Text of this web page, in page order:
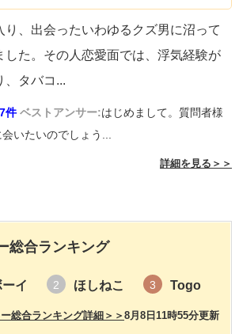
り、出会ったいわゆるクズ男に沼って
した。その人恋愛面では、浮気経験が
、タバコ ...
件 ベストアンサー:はじめまして。質問者様
いたいのでしょう...
詳細を見る＞＞
総合ランキング
イ 2 ほしねこ 3 Togo
8月8日11時55分更新
総合ランキング詳細＞＞